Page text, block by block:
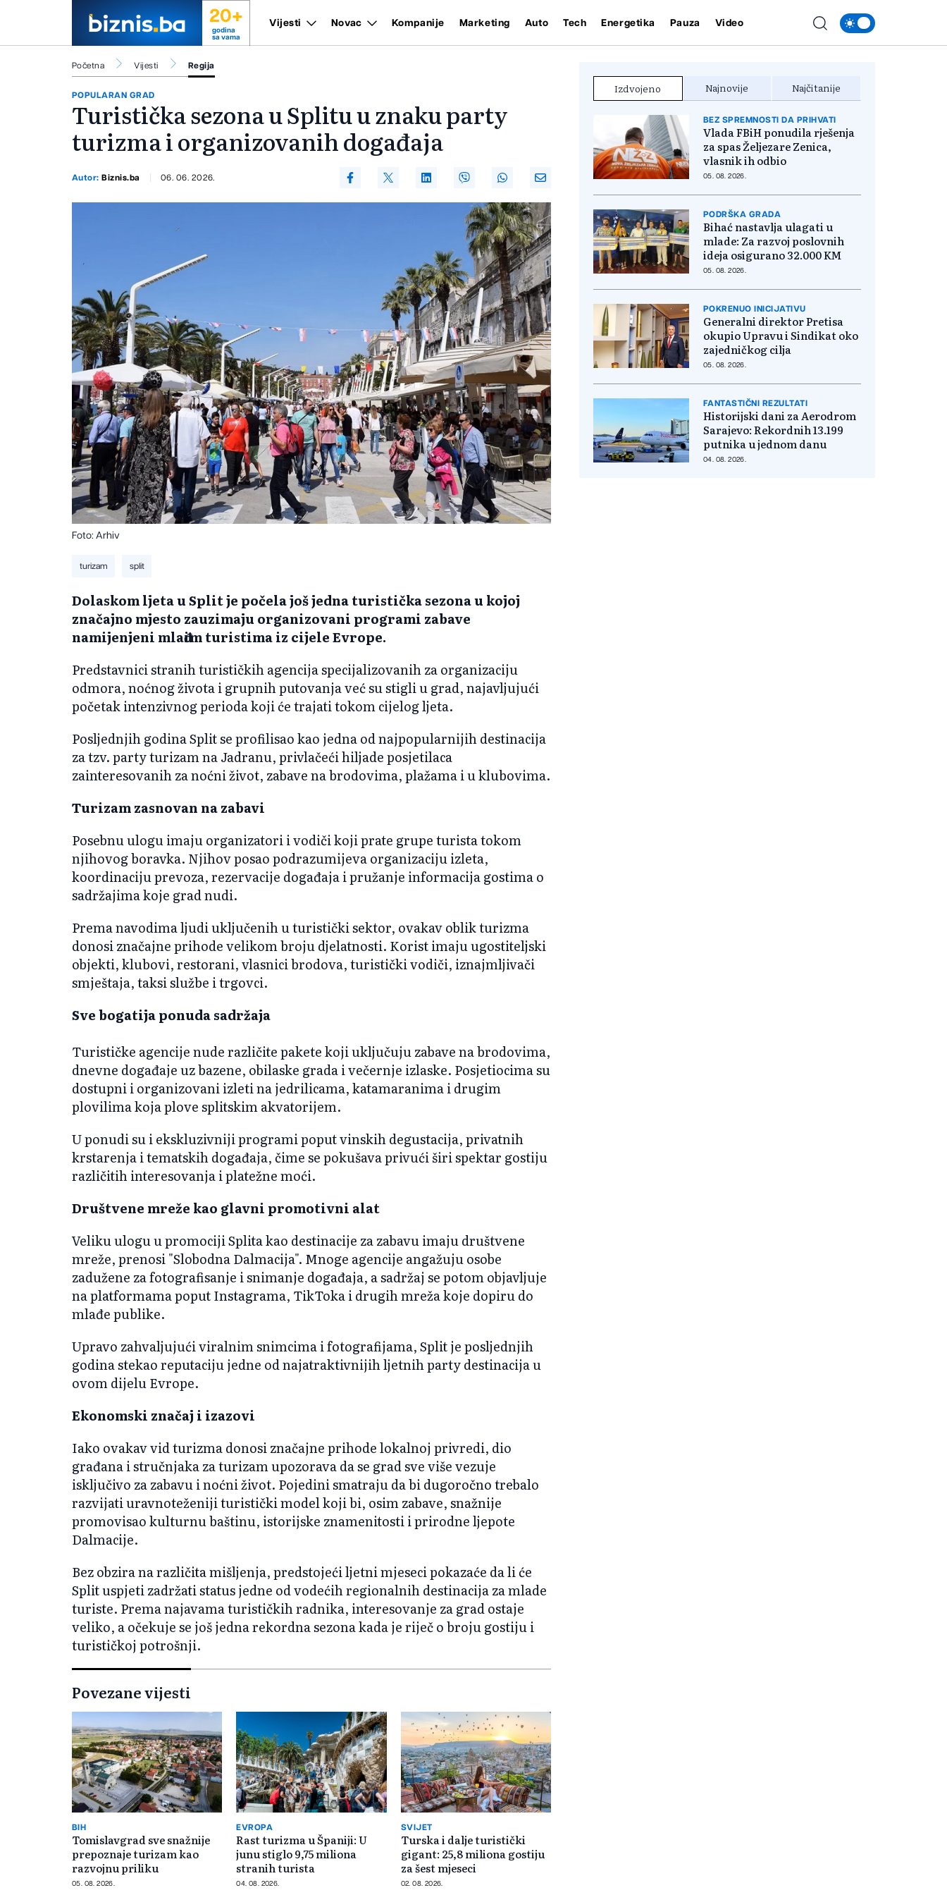
20+
godina
sa vama
Vijesti Novac Kompanije Marketing Auto Tech Energetika Pauza Video
Početna Vijesti Regija
POPULARAN GRAD
Turistička sezona u Splitu u znaku party
turizma i organizovanih događaja
Autor:Biznis.ba 06. 06. 2026.
Foto: Arhiv
turizam split
​Dolaskom ljeta u Split je počela još jedna turistička sezona u kojoj
značajno mjesto zauzimaju organizovani programi zabave
namijenjeni mlađim turistima iz cijele Evrope.
Predstavnici stranih turističkih agencija specijalizovanih za organizaciju
odmora, noćnog života i grupnih putovanja već su stigli u grad, najavljujući
početak intenzivnog perioda koji će trajati tokom cijelog ljeta.
Posljednjih godina Split se profilisao kao jedna od najpopularnijih destinacija
za tzv. party turizam na Jadranu, privlačeći hiljade posjetilaca
zainteresovanih za noćni život, zabave na brodovima, plažama i u klubovima.
Turizam zasnovan na zabavi
Posebnu ulogu imaju organizatori i vodiči koji prate grupe turista tokom
njihovog boravka. Njihov posao podrazumijeva organizaciju izleta,
koordinaciju prevoza, rezervacije događaja i pružanje informacija gostima o
sadržajima koje grad nudi.
Prema navodima ljudi uključenih u turistički sektor, ovakav oblik turizma
donosi značajne prihode velikom broju djelatnosti. Korist imaju ugostiteljski
objekti, klubovi, restorani, vlasnici brodova, turistički vodiči, iznajmljivači
smještaja, taksi službe i trgovci.
Sve bogatija ponuda sadržaja
Turističke agencije nude različite pakete koji uključuju zabave na brodovima,
dnevne događaje uz bazene, obilaske grada i večernje izlaske. Posjetiocima su
dostupni i organizovani izleti na jedrilicama, katamaranima i drugim
plovilima koja plove splitskim akvatorijem.
U ponudi su i ekskluzivniji programi poput vinskih degustacija, privatnih
krstarenja i tematskih događaja, čime se pokušava privući širi spektar gostiju
različitih interesovanja i platežne moći.
Društvene mreže kao glavni promotivni alat
Veliku ulogu u promociji Splita kao destinacije za zabavu imaju društvene
mreže, prenosi "Slobodna Dalmacija". Mnoge agencije angažuju osobe
zadužene za fotografisanje i snimanje događaja, a sadržaj se potom objavljuje
na platformama poput Instagrama, TikToka i drugih mreža koje dopiru do
mlađe publike.
Upravo zahvaljujući viralnim snimcima i fotografijama, Split je posljednjih
godina stekao reputaciju jedne od najatraktivnijih ljetnih party destinacija u
ovom dijelu Evrope.
Ekonomski značaj i izazovi
Iako ovakav vid turizma donosi značajne prihode lokalnoj privredi, dio
građana i stručnjaka za turizam upozorava da se grad sve više vezuje
isključivo za zabavu i noćni život. Pojedini smatraju da bi dugoročno trebalo
razvijati uravnoteženiji turistički model koji bi, osim zabave, snažnije
promovisao kulturnu baštinu, istorijske znamenitosti i prirodne ljepote
Dalmacije.
Bez obzira na različita mišljenja, predstojeći ljetni mjeseci pokazaće da li će
Split uspjeti zadržati status jedne od vodećih regionalnih destinacija za mlade
turiste. Prema najavama turističkih radnika, interesovanje za grad ostaje
veliko, a očekuje se još jedna rekordna sezona kada je riječ o broju gostiju i
turističkoj potrošnji.
Povezane vijesti
BIH
Tomislavgrad sve snažnije
prepoznaje turizam kao
razvojnu priliku
05. 08. 2026.
EVROPA
Rast turizma u Španiji: U
junu stiglo 9,75 miliona
stranih turista
04. 08. 2026.
SVIJET
Turska i dalje turistički
gigant: 25,8 miliona gostiju
za šest mjeseci
02. 08. 2026.
Izdvojeno Najnovije Najčitanije
BEZ SPREMNOSTI DA PRIHVATI
Vlada FBiH ponudila rješenja
za spas Željezare Zenica,
vlasnik ih odbio
05. 08. 2026.
PODRŠKA GRADA
Bihać nastavlja ulagati u
mlade: Za razvoj poslovnih
ideja osigurano 32.000 KM
05. 08. 2026.
POKRENUO INICIJATIVU
Generalni direktor Pretisa
okupio Upravu i Sindikat oko
zajedničkog cilja
05. 08. 2026.
FANTASTIČNI REZULTATI
Historijski dani za Aerodrom
Sarajevo: Rekordnih 13.199
putnika u jednom danu
04. 08. 2026.